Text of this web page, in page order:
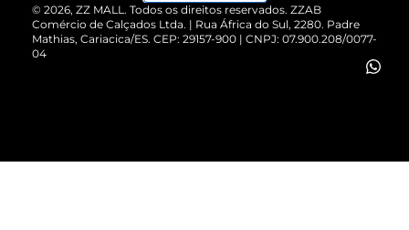
Cartão Presente
Vendas Corporativas
© 2026, ZZ MALL. Todos os direitos reservados. ZZAB
Comércio de Calçados Ltda. | Rua África do Sul, 2280. Padre
Mathias, Cariacica/ES. CEP: 29157-900 | CNPJ: 07.900.208/0077-
04